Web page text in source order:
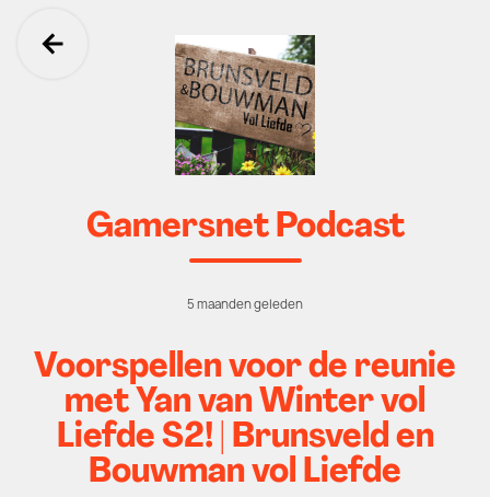
Ga terug
Gamersnet Podcast
5 maanden geleden
Voorspellen voor de reunie
met Yan van Winter vol
Liefde S2! | Brunsveld en
Bouwman vol Liefde